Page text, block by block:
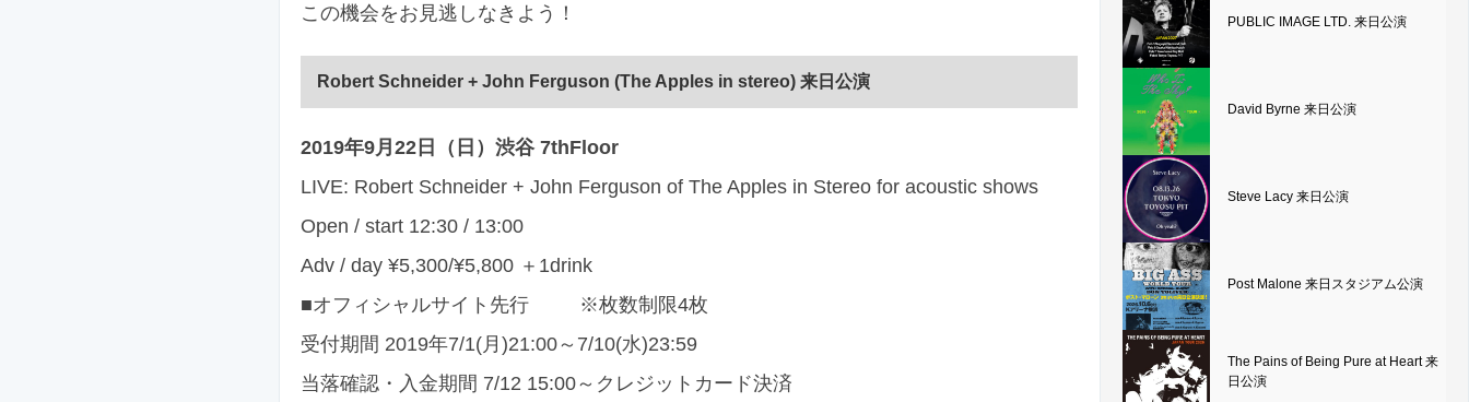
この機会をお見逃しなきよう！
Robert Schneider + John Ferguson (The Apples in stereo) 来日公演
2019年9月22日（日）渋谷 7thFloor
LIVE: Robert Schneider + John Ferguson of The Apples in Stereo for acoustic shows
Open / start 12:30 / 13:00
Adv / day ¥5,300/¥5,800 ＋1drink
■オフィシャルサイト先行 ※枚数制限4枚
受付期間 2019年7/1(月)21:00～7/10(水)23:59
当落確認・入金期間 7/12 15:00～クレジットカード決済
PUBLIC IMAGE LTD. 来日公演
David Byrne 来日公演
Steve Lacy 来日公演
Post Malone 来日スタジアム公演
The Pains of Being Pure at Heart 来
日公演